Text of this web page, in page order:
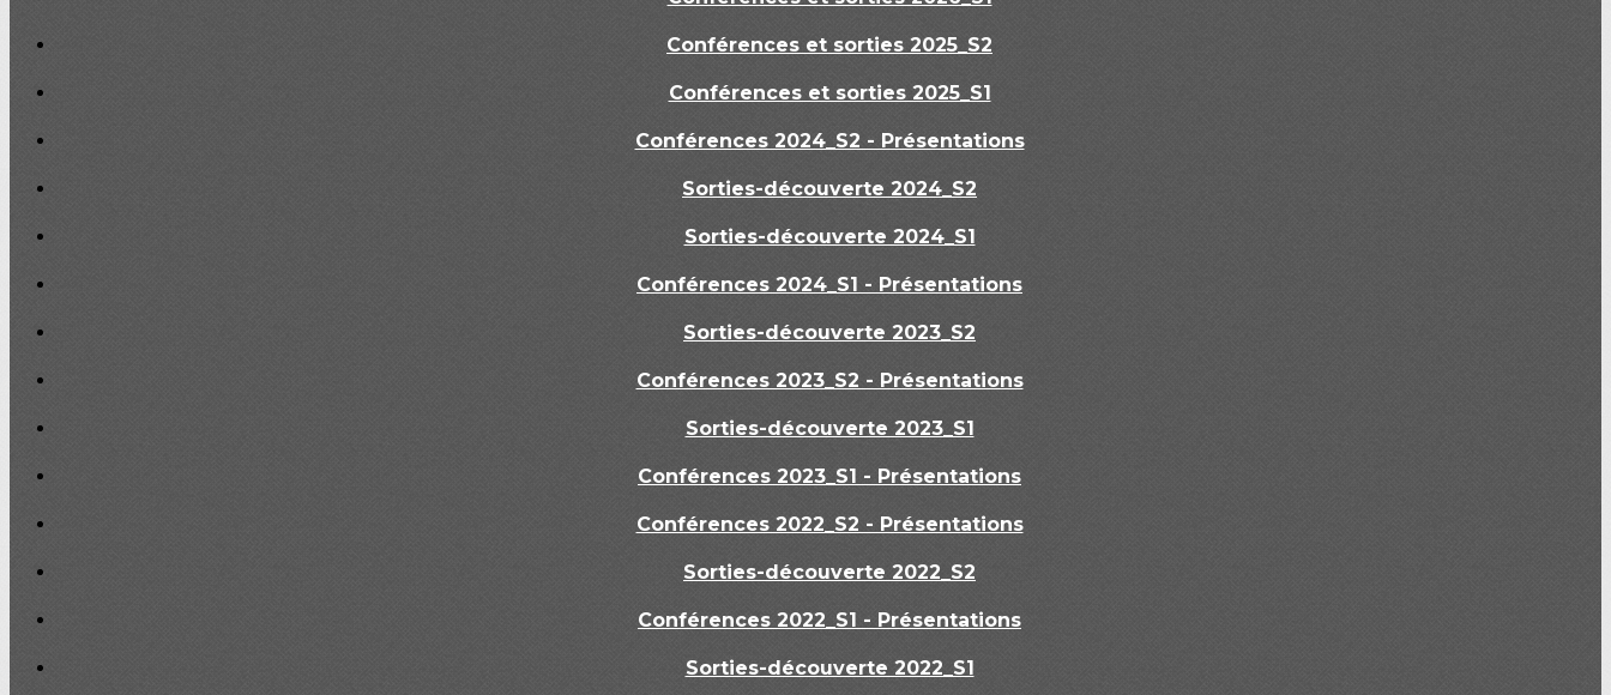
Conférences et sorties 2025_S2
Conférences et sorties 2025_S1
Conférences 2024_S2 - Présentations
Sorties-découverte 2024_S2
Sorties-découverte 2024_S1
Conférences 2024_S1 - Présentations
Sorties-découverte 2023_S2
Conférences 2023_S2 - Présentations
Sorties-découverte 2023_S1
Conférences 2023_S1 - Présentations
Conférences 2022_S2 - Présentations
Sorties-découverte 2022_S2
Conférences 2022_S1 - Présentations
Sorties-découverte 2022_S1